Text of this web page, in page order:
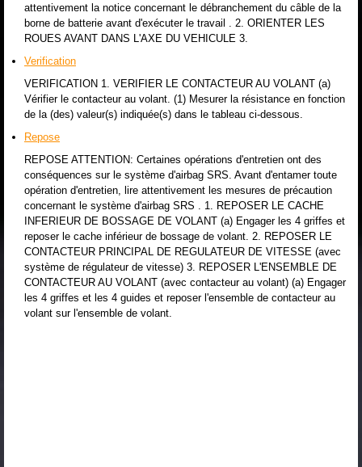
attentivement la notice concernant le débranchement du câble de la
borne de batterie avant d'exécuter le travail . 2. ORIENTER LES
ROUES AVANT DANS L'AXE DU VEHICULE 3.
Verification
VERIFICATION 1. VERIFIER LE CONTACTEUR AU VOLANT (a)
Vérifier le contacteur au volant. (1) Mesurer la résistance en fonction
de la (des) valeur(s) indiquée(s) dans le tableau ci-dessous.
Repose
REPOSE ATTENTION: Certaines opérations d'entretien ont des
conséquences sur le système d'airbag SRS. Avant d'entamer toute
opération d'entretien, lire attentivement les mesures de précaution
concernant le système d'airbag SRS . 1. REPOSER LE CACHE
INFERIEUR DE BOSSAGE DE VOLANT (a) Engager les 4 griffes et
reposer le cache inférieur de bossage de volant. 2. REPOSER LE
CONTACTEUR PRINCIPAL DE REGULATEUR DE VITESSE (avec
système de régulateur de vitesse) 3. REPOSER L'ENSEMBLE DE
CONTACTEUR AU VOLANT (avec contacteur au volant) (a) Engager
les 4 griffes et les 4 guides et reposer l'ensemble de contacteur au
volant sur l'ensemble de volant.